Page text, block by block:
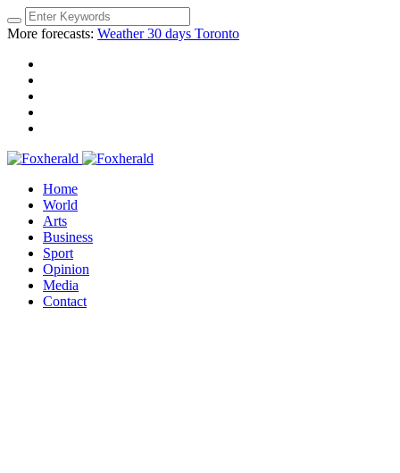
More forecasts: Weather 30 days Toronto
Home
World
Arts
Business
Sport
Opinion
Media
Contact